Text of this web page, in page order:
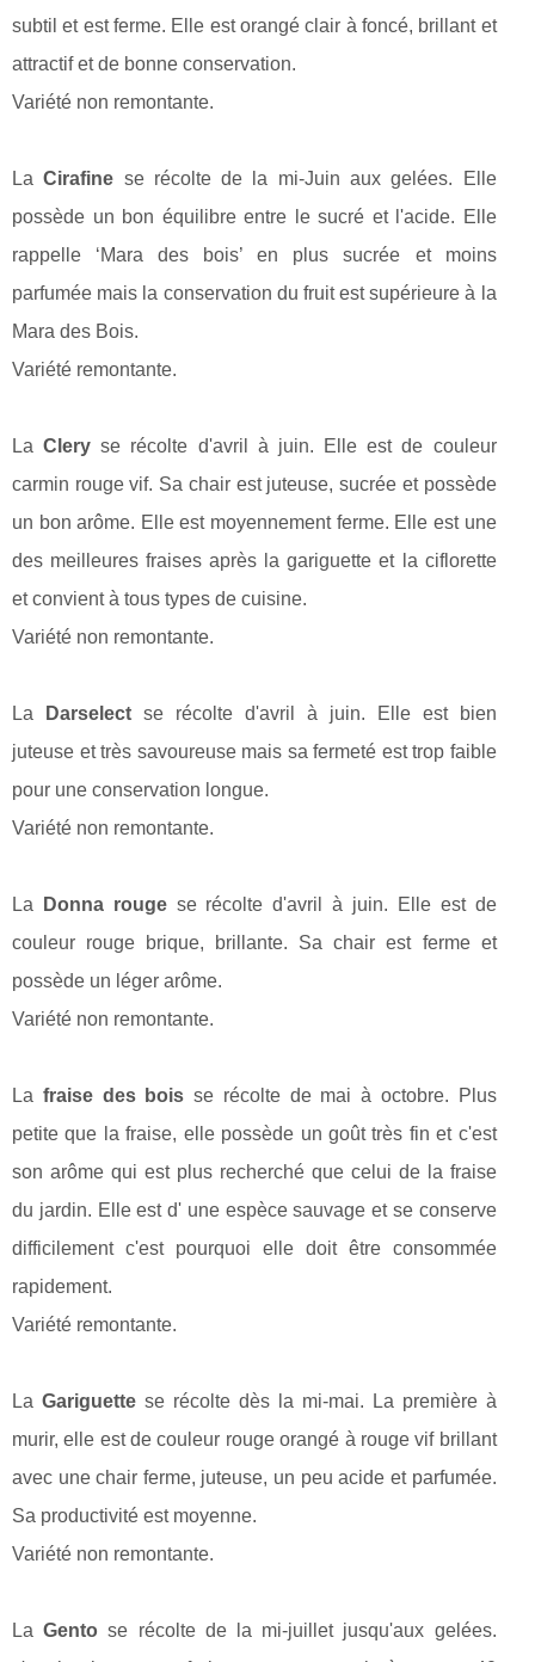
subtil et est ferme. Elle est orangé clair à foncé, brillant et
attractif et de bonne conservation.
Variété non remontante.
LaCirafine se récolte de la mi-Juin aux gelées. Elle
possède un bon équilibre entre le sucré et l'acide. Elle
rappelle ‘Mara des bois’ en plus sucrée et moins
parfumée mais la conservation du fruit est supérieure à la
Mara des Bois.
Variété remontante.
LaClery se récolte d'avril à juin. Elle est de couleur
carmin rouge vif. Sa chair est juteuse, sucrée et possède
un bon arôme. Elle est moyennement ferme. Elle est une
des meilleures fraises après la gariguette et la ciflorette
et convient à tous types de cuisine.
Variété non remontante.
La Darselectse récolte d'avril à juin. Elle est bien
juteuse et très savoureuse mais sa fermeté est trop faible
pour une conservation longue.
Variété non remontante.
La Donna rouge se récolte d'avril à juin. Elle est de
couleur rouge brique, brillante. Sa chair est ferme et
possède un léger arôme.
Variété non remontante.
La fraise des bois se récolte de mai à octobre. Plus
petite que la fraise, elle possède un goût très fin et c'est
son arôme qui est plus recherché que celui de la fraise
du jardin. Elle est d' une espèce sauvage et se conserve
difficilement c'est pourquoi elle doit être consommée
rapidement.
Variété remontante.
La Gariguettese récolte dès la mi-mai. La première à
murir, elle est de couleur rouge orangé à rouge vif brillant
avec une chair ferme, juteuse, un peu acide et parfumée.
Sa productivité est moyenne.
Variété non remontante.
LaGento se récolte de la mi-juillet jusqu'aux gelées.